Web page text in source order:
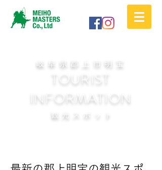
岐阜県郡上市明宝
TOURIST
INFORMATION
​観光スポット